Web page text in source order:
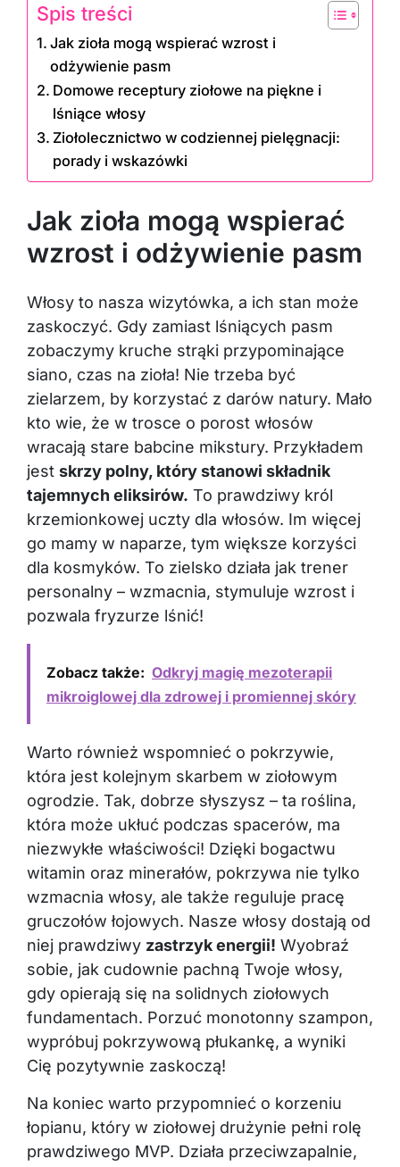
Spis treści
Jak zioła mogą wspierać wzrost i
odżywienie pasm
Domowe receptury ziołowe na piękne i
lśniące włosy
Ziołolecznictwo w codziennej pielęgnacji:
porady i wskazówki
Jak zioła mogą wspierać
wzrost i odżywienie pasm
Włosy to nasza wizytówka, a ich stan może
zaskoczyć. Gdy zamiast lśniących pasm
zobaczymy kruche strąki przypominające
siano, czas na zioła! Nie trzeba być
zielarzem, by korzystać z darów natury. Mało
kto wie, że w trosce o porost włosów
wracają stare babcine mikstury. Przykładem
jest skrzy polny, który stanowi składnik
tajemnych eliksirów. To prawdziwy król
krzemionkowej uczty dla włosów. Im więcej
go mamy w naparze, tym większe korzyści
dla kosmyków. To zielsko działa jak trener
personalny – wzmacnia, stymuluje wzrost i
pozwala fryzurze lśnić!
Zobacz także: Odkryj magię mezoterapii
mikroiglowej dla zdrowej i promiennej skóry
Warto również wspomnieć o pokrzywie,
która jest kolejnym skarbem w ziołowym
ogrodzie. Tak, dobrze słyszysz – ta roślina,
która może ukłuć podczas spacerów, ma
niezwykłe właściwości! Dzięki bogactwu
witamin oraz minerałów, pokrzywa nie tylko
wzmacnia włosy, ale także reguluje pracę
gruczołów łojowych. Nasze włosy dostają od
niej prawdziwy zastrzyk energii! Wyobraź
sobie, jak cudownie pachną Twoje włosy,
gdy opierają się na solidnych ziołowych
fundamentach. Porzuć monotonny szampon,
wypróbuj pokrzywową płukankę, a wyniki
Cię pozytywnie zaskoczą!
Na koniec warto przypomnieć o korzeniu
łopianu, który w ziołowej drużynie pełni rolę
prawdziwego MVP. Działa przeciwzapalnie,